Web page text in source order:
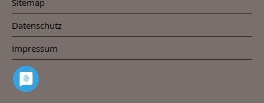
Sitemap
Datenschutz
Impressum